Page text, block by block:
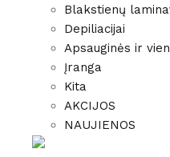
Blakstienų
Depiliacijai
Apsauginės ir
Įranga
Kita
AKCIJOS
NAUJIENOS